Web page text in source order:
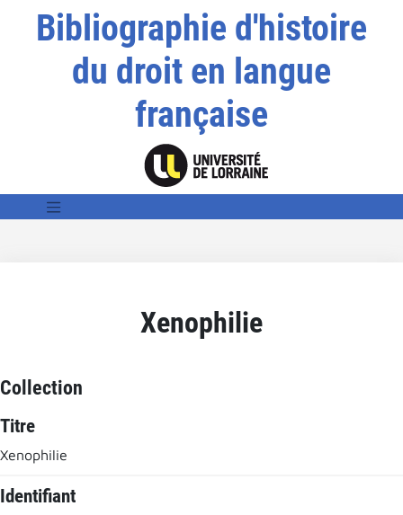
Bibliographie d'histoire
du droit en langue
française
Xenophilie
Collection
Titre
Xenophilie
Identifiant